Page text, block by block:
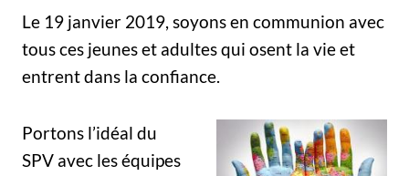
Le 19 janvier 2019, soyons en communion avec
tous ces jeunes et adultes qui osent la vie et
entrent dans la confiance.
Portons l’idéal du
SPV avec les équipes